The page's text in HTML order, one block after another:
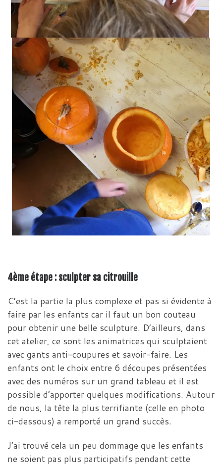
4ème étape : sculpter sa citrouille
C’est la partie la plus complexe et pas si évidente à
faire par les enfants car il faut un bon couteau
pour obtenir une belle sculpture. D’ailleurs, dans
cet atelier, ce sont les animatrices qui sculptaient
avec gants anti-coupures et savoir-faire. Les
enfants ont le choix entre 6 découpes présentées
avec des numéros sur un grand tableau et il est
possible d’apporter quelques modifications. Autour
de nous, la tête la plus terrifiante (celle en photo
ci-dessous) a remporté un grand succès.
J’ai trouvé cela un peu dommage que les enfants
ne soient pas plus participatifs pendant cette